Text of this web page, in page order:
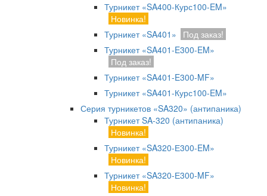
Турникет «SA400-Курс100-EM»
Новинка!
Турникет «SA401»
Под заказ!
Турникет «SA401-E300-EM»
Под заказ!
Турникет «SA401-E300-MF»
Турникет «SA401-Курс100-EM»
Серия турникетов «SA320» (антипаника)
Турникет SA-320 (антипаника)
Новинка!
Турникет «SA320-Е300-EM»
Новинка!
Турникет «SA320-Е300-MF»
Новинка!